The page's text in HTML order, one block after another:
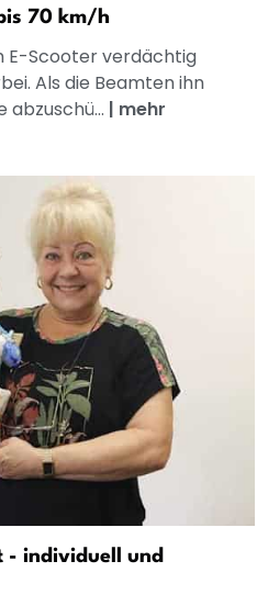
70 km/h
E-Scooter verdächtig
Als die Beamten ihn
| mehr
- individuell und